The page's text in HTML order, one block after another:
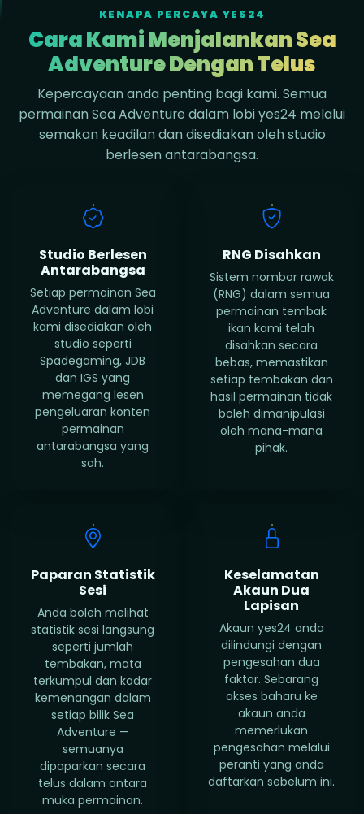
KENAPA PERCAYA YES24
Cara Kami Menjalankan Sea
Adventure Dengan Telus
Kepercayaan anda penting bagi kami. Semua
permainan Sea Adventure dalam lobi yes24 melalui
semakan keadilan dan disediakan oleh studio
berlesen antarabangsa.
Studio Berlesen
Antarabangsa
Setiap permainan Sea
Adventure dalam lobi
kami disediakan oleh
studio seperti
Spadegaming, JDB
dan IGS yang
memegang lesen
pengeluaran konten
permainan
antarabangsa yang
sah.
RNG Disahkan
Sistem nombor rawak
(RNG) dalam semua
permainan tembak
ikan kami telah
disahkan secara
bebas, memastikan
setiap tembakan dan
hasil permainan tidak
boleh dimanipulasi
oleh mana-mana
pihak.
Paparan Statistik
Sesi
Anda boleh melihat
statistik sesi langsung
seperti jumlah
tembakan, mata
terkumpul dan kadar
kemenangan dalam
setiap bilik Sea
Adventure —
semuanya
dipaparkan secara
telus dalam antara
muka permainan.
Keselamatan
Akaun Dua
Lapisan
Akaun yes24 anda
dilindungi dengan
pengesahan dua
faktor. Sebarang
akses baharu ke
akaun anda
memerlukan
pengesahan melalui
peranti yang anda
daftarkan sebelum ini.